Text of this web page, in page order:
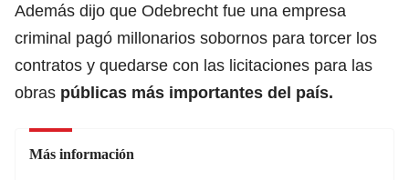
Además dijo que Odebrecht fue una empresa
criminal pagó millonarios sobornos para torcer los
contratos y quedarse con las licitaciones para las
obras públicas más importantes del país.
Más información